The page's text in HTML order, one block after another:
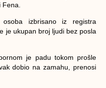
izbrisano iz registra
je ukupan broj ljudi bez posla
je padu tokom prošle
dobio na zamahu, prenosi